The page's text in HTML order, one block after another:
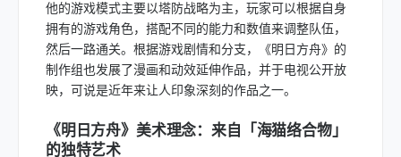
他的游戏模式主要以塔防战略为主，玩家可以根据自身
拥有的游戏角色，搭配不同的能力和数值来调整队伍，
然后一路通关。根据游戏剧情和分支，《明日方舟》的
制作组也发展了漫画和动效延伸作品，并于电视公开放
映，可说是近年来让人印象深刻的作品之一。
《明日方舟》美术理念：来自「海猫络合物」
的独特艺术